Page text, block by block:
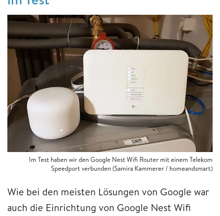
Im Test haben wir den Google Nest Wifi Router mit einem Telekom
Speedport verbunden (Samira Kammerer / homeandsmart)
Wie bei den meisten Lösungen von Google war
auch die Einrichtung von Google Nest Wifi